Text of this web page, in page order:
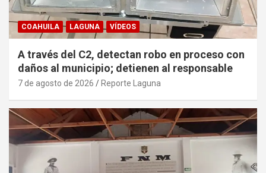
COAHUILA LAGUNA VÍDEOS
A través del C2, detectan robo en proceso con
daños al municipio; detienen al responsable
7 de agosto de 2026 Reporte Laguna